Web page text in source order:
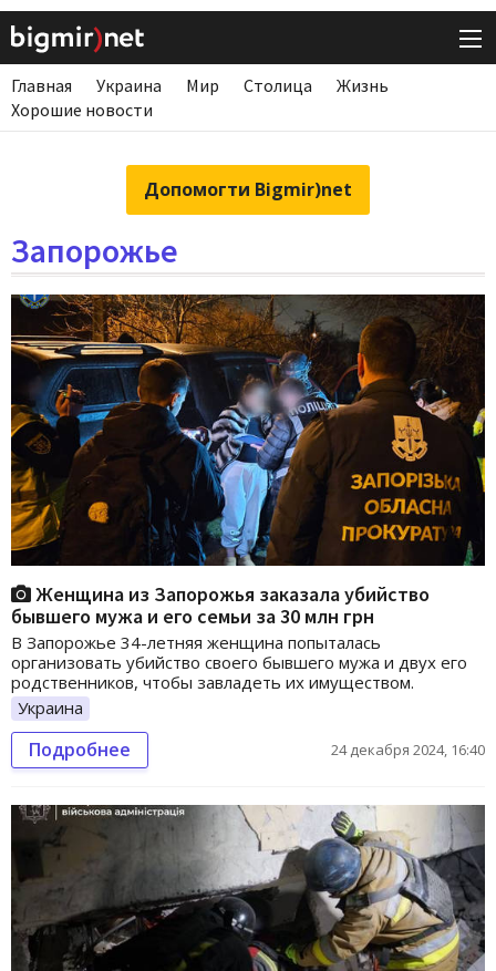
Главная Украина Мир Столица
Жизнь
Хорошие новости
Допомогти Bigmir)net
Запорожье
Женщина из Запорожья заказала убийство
бывшего мужа и его семьи за 30 млн грн
В Запорожье 34-летняя женщина попыталась
организовать убийство своего бывшего мужа и двух его
родственников, чтобы завладеть их имуществом.
Украина
Подробнее 24 декабря 2024, 16:40